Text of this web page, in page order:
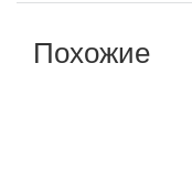
Похожие